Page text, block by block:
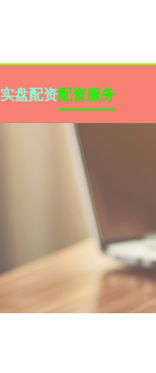
实盘配资配资服务